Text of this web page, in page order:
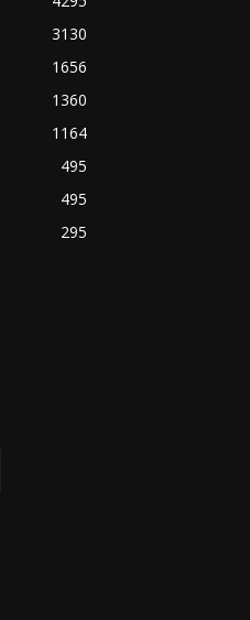
3130
1656
1360
1164
495
495
295